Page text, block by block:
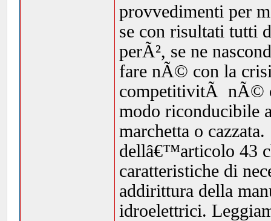
provvedimenti per
se con risultati tutti
perÃ², se ne
fare nÃ© con la
competitivitÃ nÃ©
modo riconducibile
marchetta o
dellâ€™articolo 43
caratteristiche di
addirittura della
idroelettrici.